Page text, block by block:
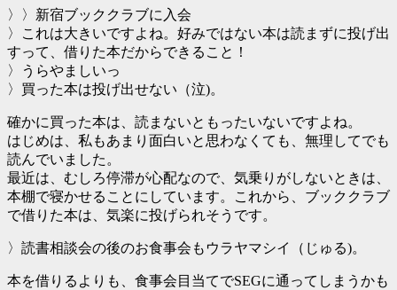
〉〉新宿ブッククラブに入会
〉これは大きいですよね。好みではない本は読まずに投げ出
すって、借りた本だからできること！
〉うらやましいっ
〉買った本は投げ出せない（泣)。
確かに買った本は、読まないともったいないですよね。
はじめは、私もあまり面白いと思わなくても、無理してでも
読んでいました。
最近は、むしろ停滞が心配なので、気乗りがしないときは、
本棚で寝かせることにしています。これから、ブッククラブ
で借りた本は、気楽に投げられそうです。
〉読書相談会の後のお食事会もウラヤマシイ（じゅる)。
本を借りるよりも、食事会目当てでSEGに通ってしまうかも